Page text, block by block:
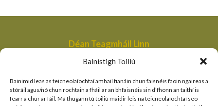
Bainistigh Toiliú
Bainimid leas as teicneolaíochtaí amhail fianáin chun faisnéis faoin ngaireas a
stóráil agus/nó chun rochtain a fháil ar an bhfaisnéis sin d’fhonn an taithí is
fearr a chur ar fáil. Má thugann tú toiliú maidir leis na teicneolaíochtaí seo
Déan Teagmháil Linn
Aonad Bainistithe na dTailte Móna,
An Roinn Tithíochta, Rialtais Áitiúil agus Oidhreachta,
Bóthair an Bhaile Nua,
Loch Garman,
peatlandsmanagement@housing.gov.ie